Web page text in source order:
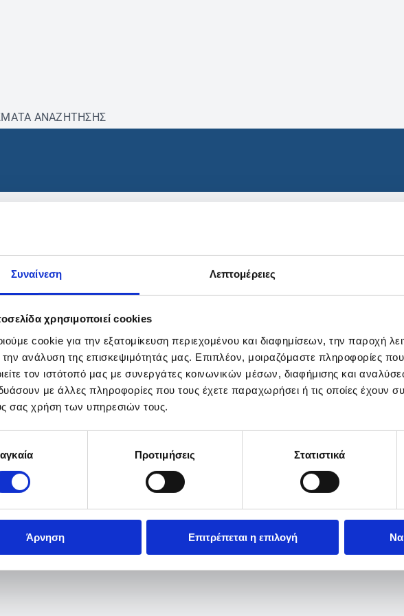
Συναίνεση Λεπτομέρειες
χρησιμοποιεί cookies
cookie για την εξατομίκευση περιεχομένου και διαφημίσεων, την παροχή
ανάλυση της επισκεψιμότητάς μας. Επιπλέον, μοιραζόμαστε πληροφορίες
τον ιστότοπό μας με συνεργάτες κοινωνικών μέσων, διαφήμισης και
με άλλες πληροφορίες που τους έχετε παραχωρήσει ή τις οποίες έχουν
σας χρήση των υπηρεσιών τους.
Προτιμήσεις Στατιστικά
Άρνηση Επιτρέπεται η επιλογή Να
ΑΝΑΖΗΤΗΣΗΣ
Δεν βρέθηκαν προϊόντα με τα